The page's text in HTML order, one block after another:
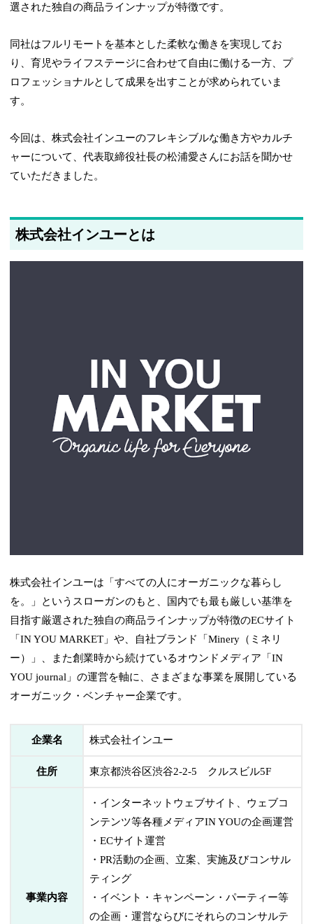
選された独自の商品ラインナップが特徴です。
同社はフルリモートを基本とした柔軟な働きを実現してお
り、育児やライフステージに合わせて自由に働ける一方、プ
ロフェッショナルとして成果を出すことが求められていま
す。
今回は、株式会社インユーのフレキシブルな働き方やカルチ
ャーについて、代表取締役社長の松浦愛さんにお話を聞かせ
ていただきました。
株式会社インユーとは
株式会社インユーは「すべての人にオーガニックな暮らし
を。」というスローガンのもと、国内でも最も厳しい基準を
目指す厳選された独自の商品ラインナップが特徴のECサイト
「IN YOU MARKET」や、自社ブランド「Minery（ミネリ
ー）」、また創業時から続けているオウンドメディア「IN
YOU journal」の運営を軸に、さまざまな事業を展開している
オーガニック・ベンチャー企業です。
企業名 株式会社インユー
住所 東京都渋谷区渋谷2-2-5 クルスビル5F
事業内容
・インターネットウェブサイト、ウェブコ
ンテンツ等各種メディアIN YOUの企画運営
・ECサイト運営
・PR活動の企画、立案、実施及びコンサル
ティング
・イベント・キャンペーン・パーティー等
の企画・運営ならびにそれらのコンサルテ